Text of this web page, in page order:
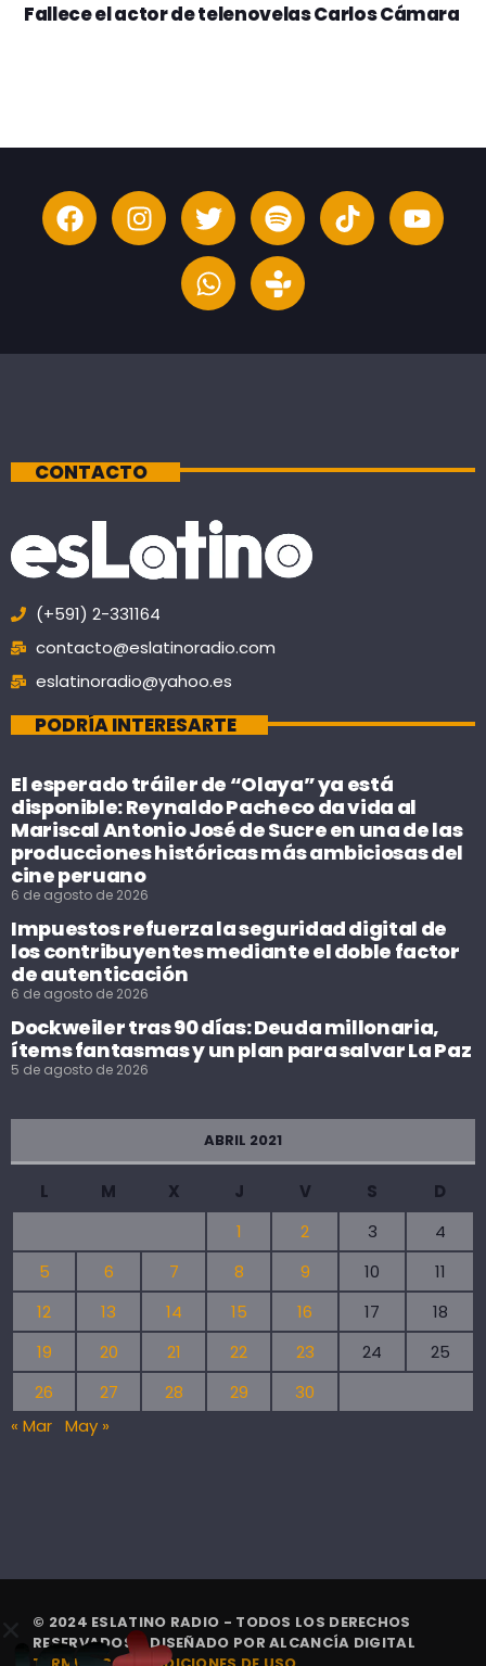
Fallece el actor de telenovelas Carlos Cámara
CONTACTO
(+591) 2-331164
contacto@eslatinoradio.com
eslatinoradio@yahoo.es
PODRÍA INTERESARTE
El esperado tráiler de “Olaya” ya está
disponible: Reynaldo Pacheco da vida al
Mariscal Antonio José de Sucre en una de las
producciones históricas más ambiciosas del
cine peruano
6 de agosto de 2026
Impuestos refuerza la seguridad digital de
los contribuyentes mediante el doble factor
de autenticación
6 de agosto de 2026
Dockweiler tras 90 días: Deuda millonaria,
ítems fantasmas y un plan para salvar La Paz
5 de agosto de 2026
ABRIL 2021
L M X J V S
D
1
2 3
4
5
6 7 8 9 10
11
12
13 14 15 16 17
18
19
20 21 22 23 24
25
26
27 28 29
30
« Mar May »
© 2024 ESLATINO RADIO - TODOS LOS DERECHOS
RESERVADOS. | DISEÑADO PORALCANCÍA DIGITAL